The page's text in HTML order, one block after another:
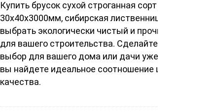
Купить брусок сухой строганная сорт Экстра
30х40х3000мм, сибирская лиственница – значит
выбрать экологически чистый и прочный материал
для вашего строительства. Сделайте правильный
выбор для вашего дома или дачи уже сегодня. У нас
вы найдете идеальное соотношение цены и
качества.